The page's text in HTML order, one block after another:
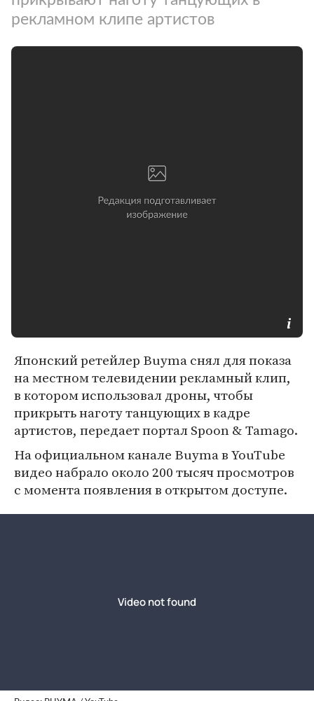
рекламном клипе артистов
Японский ретейлер Buyma снял для показа
на местном телевидении рекламный клип,
в котором использовал дроны, чтобы
прикрыть наготу танцующих в кадре
артистов, передает портал Spoon & Tamago.
На официальном канале Buyma в YouTube
видео набрало около 200 тысяч просмотров
с момента появления в открытом доступе.